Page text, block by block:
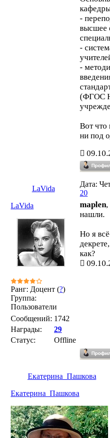
-
высшее
-
-
(ФГОС
Вот что
ни под
LaVida
Дата:
20
LaVida
Ранг: Доцент (?)
Группа:
Пользователи
Сообщений: 1742
Награды:
29
Статус:
Offline
maplen,
нашли.
Но я
как?
Екатерина_Пашкова
Екатерина_Пашкова